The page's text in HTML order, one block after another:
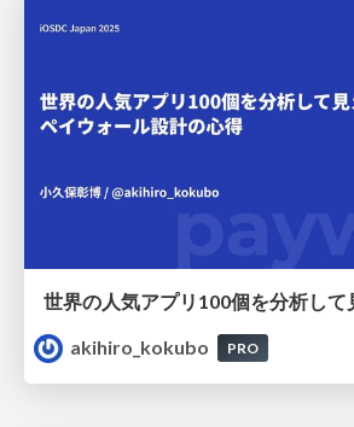
akihiro_kokubo
PRO